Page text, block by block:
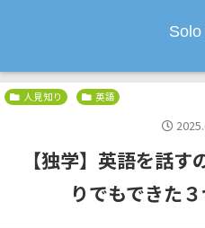
人見知り 英語
【独学】英語を話
りでもできた